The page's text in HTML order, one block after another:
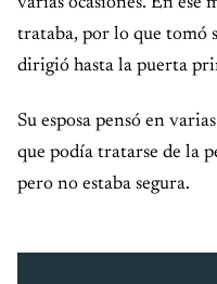
trataba, por lo que tomó
dirigió hasta la puerta
Su esposa pensó en
que podía tratarse de la
pero no estaba segura.